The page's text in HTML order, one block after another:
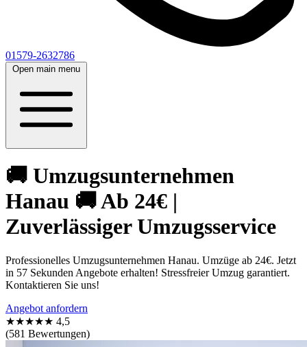
01579-2632786
Open main menu
🚚 Umzugsunternehmen
Hanau 🚚 Ab 24€ |
Zuverlässiger Umzugsservice
Professionelles Umzugsunternehmen Hanau. Umzüge ab 24€. Jetzt
in 57 Sekunden Angebote erhalten! Stressfreier Umzug garantiert.
Kontaktieren Sie uns!
Angebot anfordern
★★★★★ 4,5
(581 Bewertungen)